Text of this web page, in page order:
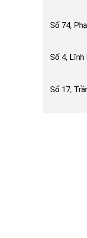
Số 74,
Số 4, Lĩnh
Số 17,